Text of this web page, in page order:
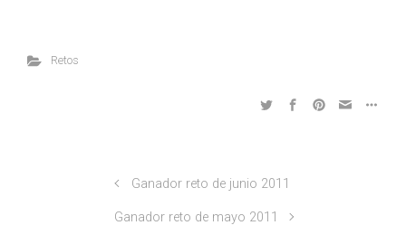
Retos
Ganador reto de junio 2011
Ganador reto de mayo 2011